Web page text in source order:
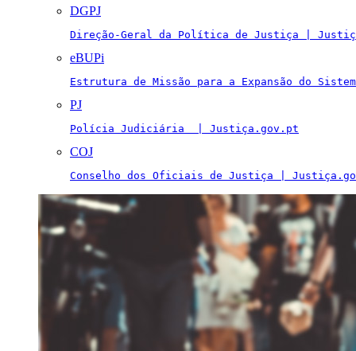
DGPJ
Direção-Geral da Política de Justiça |
eBUPi
Estrutura de Missão para a Expansão do
PJ
Polícia Judiciária  | Justiça.gov.pt
COJ
Conselho dos Oficiais de Justiça |